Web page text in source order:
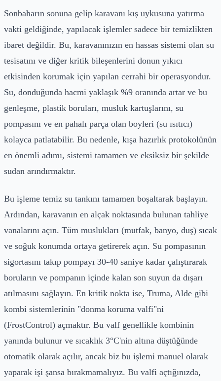
Sonbaharın sonuna gelip karavanı kış uykusuna yatırma
vakti geldiğinde, yapılacak işlemler sadece bir temizlikten
ibaret değildir. Bu, karavanınızın en hassas sistemi olan su
tesisatını ve diğer kritik bileşenlerini donun yıkıcı
etkisinden korumak için yapılan cerrahi bir operasyondur.
Su, donduğunda hacmi yaklaşık %9 oranında artar ve bu
genleşme, plastik boruları, musluk kartuşlarını, su
pompasını ve en pahalı parça olan boyleri (su ısıtıcı)
kolayca patlatabilir. Bu nedenle, kışa hazırlık protokolünün
en önemli adımı, sistemi tamamen ve eksiksiz bir şekilde
sudan arındırmaktır.
Bu işleme temiz su tankını tamamen boşaltarak başlayın.
Ardından, karavanın en alçak noktasında bulunan tahliye
vanalarını açın. Tüm muslukları (mutfak, banyo, duş) sıcak
ve soğuk konumda ortaya getirerek açın. Su pompasının
sigortasını takıp pompayı 30-40 saniye kadar çalıştırarak
boruların ve pompanın içinde kalan son suyun da dışarı
atılmasını sağlayın. En kritik nokta ise, Truma, Alde gibi
kombi sistemlerinin "donma koruma valfi"ni
(FrostControl) açmaktır. Bu valf genellikle kombinin
yanında bulunur ve sıcaklık 3°C'nin altına düştüğünde
otomatik olarak açılır, ancak biz bu işlemi manuel olarak
yaparak işi şansa bırakmamalıyız. Bu valfi açtığınızda,